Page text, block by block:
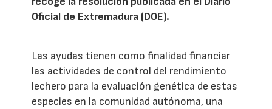
Oficial de Extremadura (DOE).
Las ayudas tienen como finalidad financiar
las actividades de control del rendimiento
lechero para la evaluación genética de estas
especies en la comunidad autónoma, una